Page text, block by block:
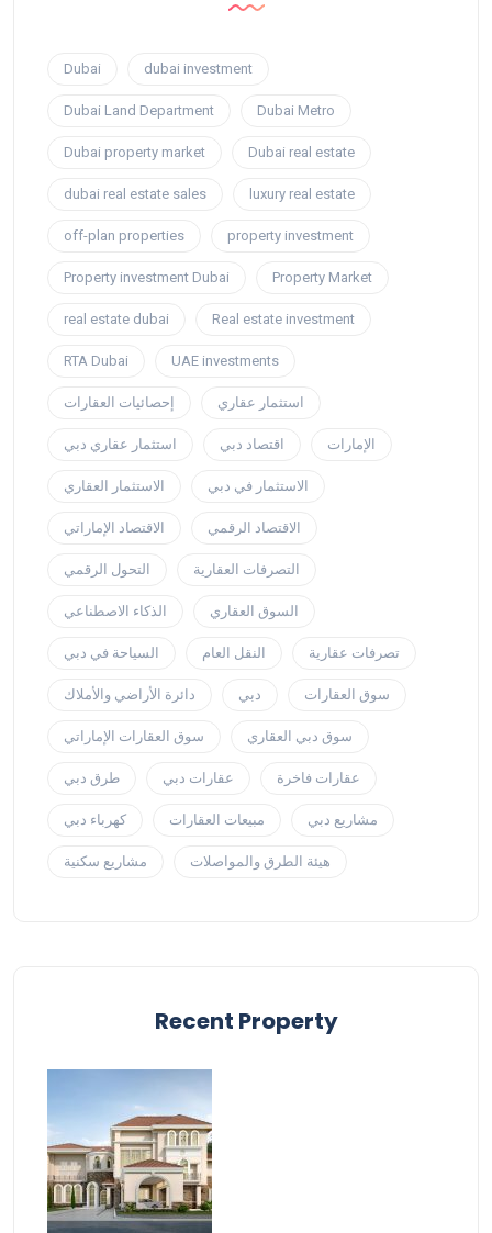
Dubai dubai investment
Dubai Land Department Dubai Metro
Dubai property market Dubai real estate
dubai real estate sales luxury real estate
off-plan properties property investment
Property investment Dubai Property Market
real estate dubai Real estate investment
RTA Dubai UAE investments
إحصائيات العقارات استثمار عقاري
استثمار عقاري دبي اقتصاد دبي الإمارات
الاستثمار العقاري الاستثمار في دبي
الاقتصاد الإماراتي الاقتصاد الرقمي
التحول الرقمي التصرفات العقارية
الذكاء الاصطناعي السوق العقاري
السياحة في دبي النقل العام تصرفات عقارية
دائرة الأراضي والأملاك دبي سوق العقارات
سوق العقارات الإماراتي سوق دبي العقاري
طرق دبي عقارات دبي عقارات فاخرة
كهرباء دبي مبيعات العقارات مشاريع دبي
مشاريع سكنية هيئة الطرق والمواصلات
Recent Property